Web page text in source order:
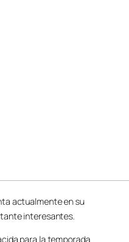
actualmente en su
interesantes.
para la temporada